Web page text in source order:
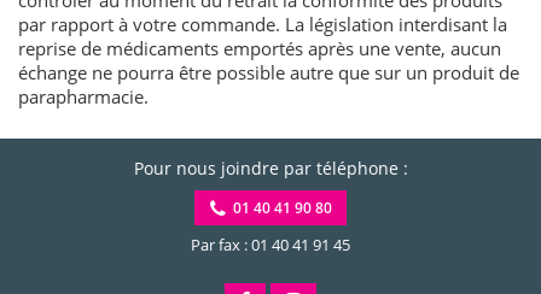
par rapport à votre commande. La législation interdisant la
reprise de médicaments emportés après une vente, aucun
échange ne pourra être possible autre que sur un produit de
parapharmacie.
Pour nous joindre par téléphone :
01 40 41 90 80
Par fax : 01 40 41 91 45